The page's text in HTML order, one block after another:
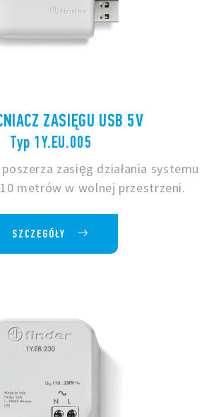
ZASIĘGU USB 5V
Typ 1Y.EU.005
zasięg działania systemu
10 metrów w wolnej przestrzeni.
SZCZEGÓŁY